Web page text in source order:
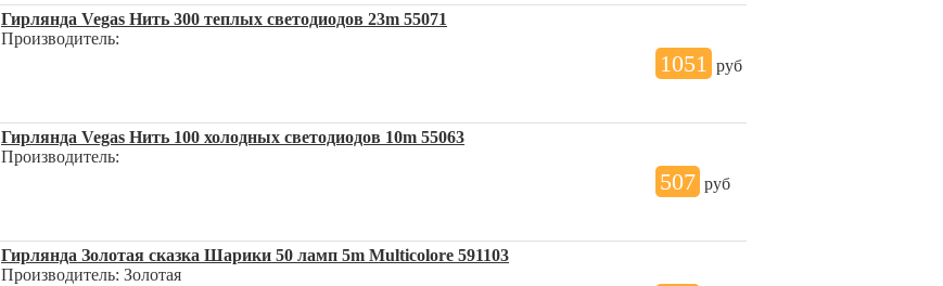
Гирлянда Vegas Нить 300 теплых светодиодов 23m 55071
Производитель:
1051 руб
Гирлянда Vegas Нить 100 холодных светодиодов 10m 55063
Производитель:
507 руб
Гирлянда Золотая сказка Шарики 50 ламп 5m Multicolore 591103
Производитель: Золотая